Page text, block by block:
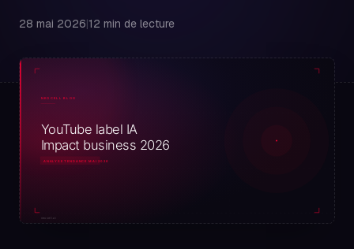
28 mai 2026|12 min de lecture